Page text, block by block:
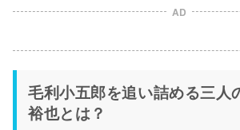
AD
毛利小五郎を追い詰める三人
裕也とは？